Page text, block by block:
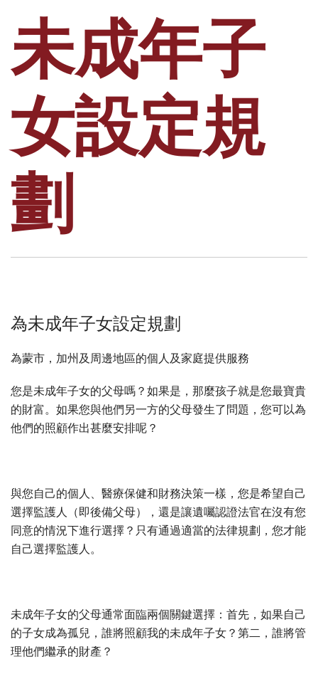
未成年子
女設定規
劃
為未成年子女設定規劃
為蒙市，加州及周邊地區的個人及家庭提供服務
您是未成年子女的父母嗎？如果是，那麼孩子就是您最寶貴
的財富。如果您與他們另一方的父母發生了問題，您可以為
他們的照顧作出甚麼安排呢？
與您自己的個人、醫療保健和財務決策一樣，您是希望自己
選擇監護人（即後備父母），還是讓遺囑認證法官在沒有您
同意的情況下進行選擇？只有通過適當的法律規劃，您才能
自己選擇監護人。
未成年子女的父母通常面臨兩個關鍵選擇：首先，如果自己
的子女成為孤兒，誰將照顧我的未成年子女？第二，誰將管
理他們繼承的財產？